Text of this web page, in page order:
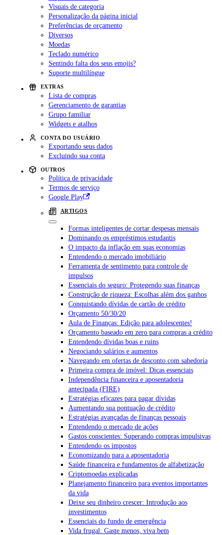
Visuais de categoria
Personalização da página inicial
Preferências de orçamento
Diversos
Moedas
Teclado numérico
Sentindo falta dos seus emojis?
Suporte multilíngue
EXTRAS
Lista de compras
Gerenciamento de garantias
Grupo familiar
Widgets e atalhos
CONTA DO USUÁRIO
Exportando seus dados
Excluindo sua conta
OUTROS
Política de privacidade
Termos de serviço
Google Play
ARTIGOS
Formas inteligentes de cortar despesas mensais
Dominando os empréstimos estudantis
O impacto da inflação em suas economias
Entendendo o mercado imobiliário
Ferramenta de sentimento para controle de
impulsos
Essenciais do seguro: Protegendo suas finanças
Construção de riqueza: Escolhas além dos ganhos
Conquistando dívidas de cartão de crédito
Orçamento 50/30/20
Aula de Finanças: Edição para adolescentes!
Orçamento baseado em zero para compras a crédito
Entendendo dívidas boas e ruins
Negociando salários e aumentos
Navegando em ofertas de desconto com sabedoria
Primeira compra de imóvel: Dicas essenciais
Independência financeira e aposentadoria
antecipada (FIRE)
Estratégias eficazes para pagar dívidas
Aumentando sua pontuação de crédito
Estratégias avançadas de finanças pessoais
Entendendo o mercado de ações
Gastos conscientes: Superando compras impulsivas
Entendendo os impostos
Economizando para a aposentadoria
Saúde financeira e fundamentos de alfabetização
Criptomoedas explicadas
Planejamento financeiro para eventos importantes
da vida
Deixe seu dinheiro crescer: Introdução aos
investimentos
Essenciais do fundo de emergência
Vida frugal: Gaste menos, viva bem